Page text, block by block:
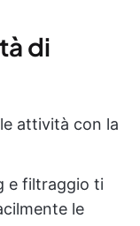
di
attività con la
e filtraggio ti
le